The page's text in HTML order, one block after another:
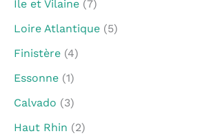
Ile et Vilaine (7)
Loire Atlantique (5)
Finistère (4)
Essonne (1)
Calvado (3)
Haut Rhin (2)